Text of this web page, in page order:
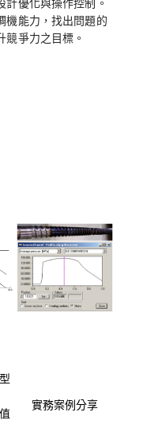
計優化與操作控制。
機能力，找出問題的
爭力之目標。
實務案例分享